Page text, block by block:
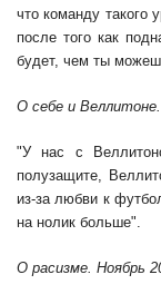
что команду такого
после того как
будет, чем ты
О себе и
"У нас с
полузащите,
из-за любви к
на нолик больше".
О расизме. Ноябрь